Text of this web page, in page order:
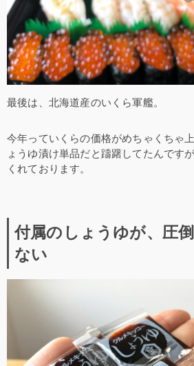
最後は、北海道産のいくら軍艦。
今年っていくらの価格がめちゃくちゃ
ょうゆ漬け単品だと躊躇してたんです
くれております。
付属のしょうゆが、圧
ない